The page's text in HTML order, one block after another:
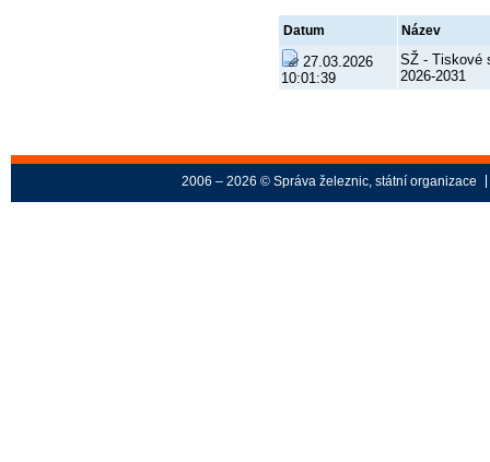
Datum Název
27.03.2026
10:01:39
SŽ - Tiskové
2026-2031
2006 – 2026 © Správa železnic, státní organizace